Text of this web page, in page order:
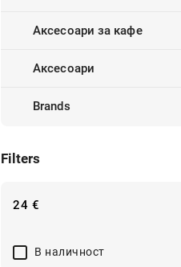
Аксесоари за кафе
Аксесоари
Brands
Filters
24 €
B наличност